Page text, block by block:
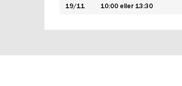
19/11 10:00 eller 13:30